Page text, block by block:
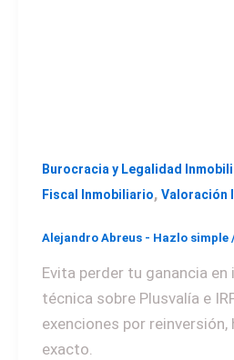
Burocracia y Legalidad
Fiscal Inmobiliario, Valoración
Alejandro Abreus - Hazlo simple
Evita perder tu ganancia
técnica sobre Plusvalía e
exenciones por reinversión,
exacto.